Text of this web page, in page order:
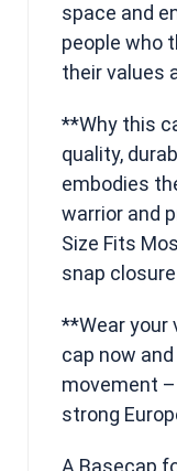
space and
people who
their values
**Why this
quality,
embodies
warrior and
Size Fits
snap
**Wear your
cap now
movement
strong
A Basecap